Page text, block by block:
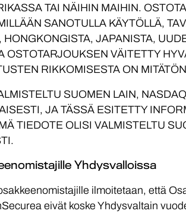
TAI NÄIHIN MAIHIN.
SANOTULLA KÄYTÖLLÄ,
JAPANISTA,
OSTOTARJOUKSEN VÄITETTY
RIKKOMISESTA ON
SUOMEN LAIN,
JA TÄSSÄ ESITETTY
TIEDOTE OLISI VALMISTELTU
Yhdysvalloissa
ilmoitetaan, että
eivät koske Yhdysvaltain